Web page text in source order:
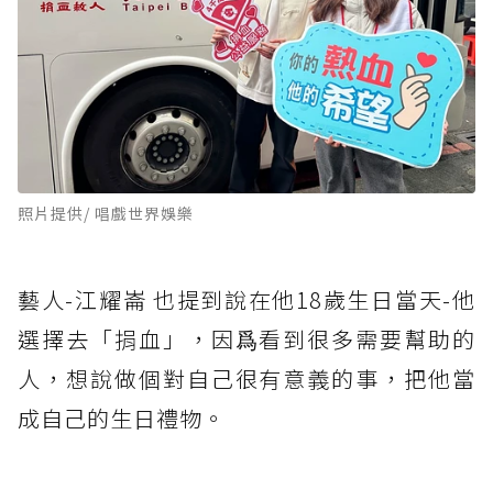
照片提供/ 唱戲世界娛樂
藝人-江耀崙 也提到說在他18歲生日當天-他
選擇去「捐血」，因爲看到很多需要幫助的
人，想說做個對自己很有意義的事，把他當
成自己的生日禮物。